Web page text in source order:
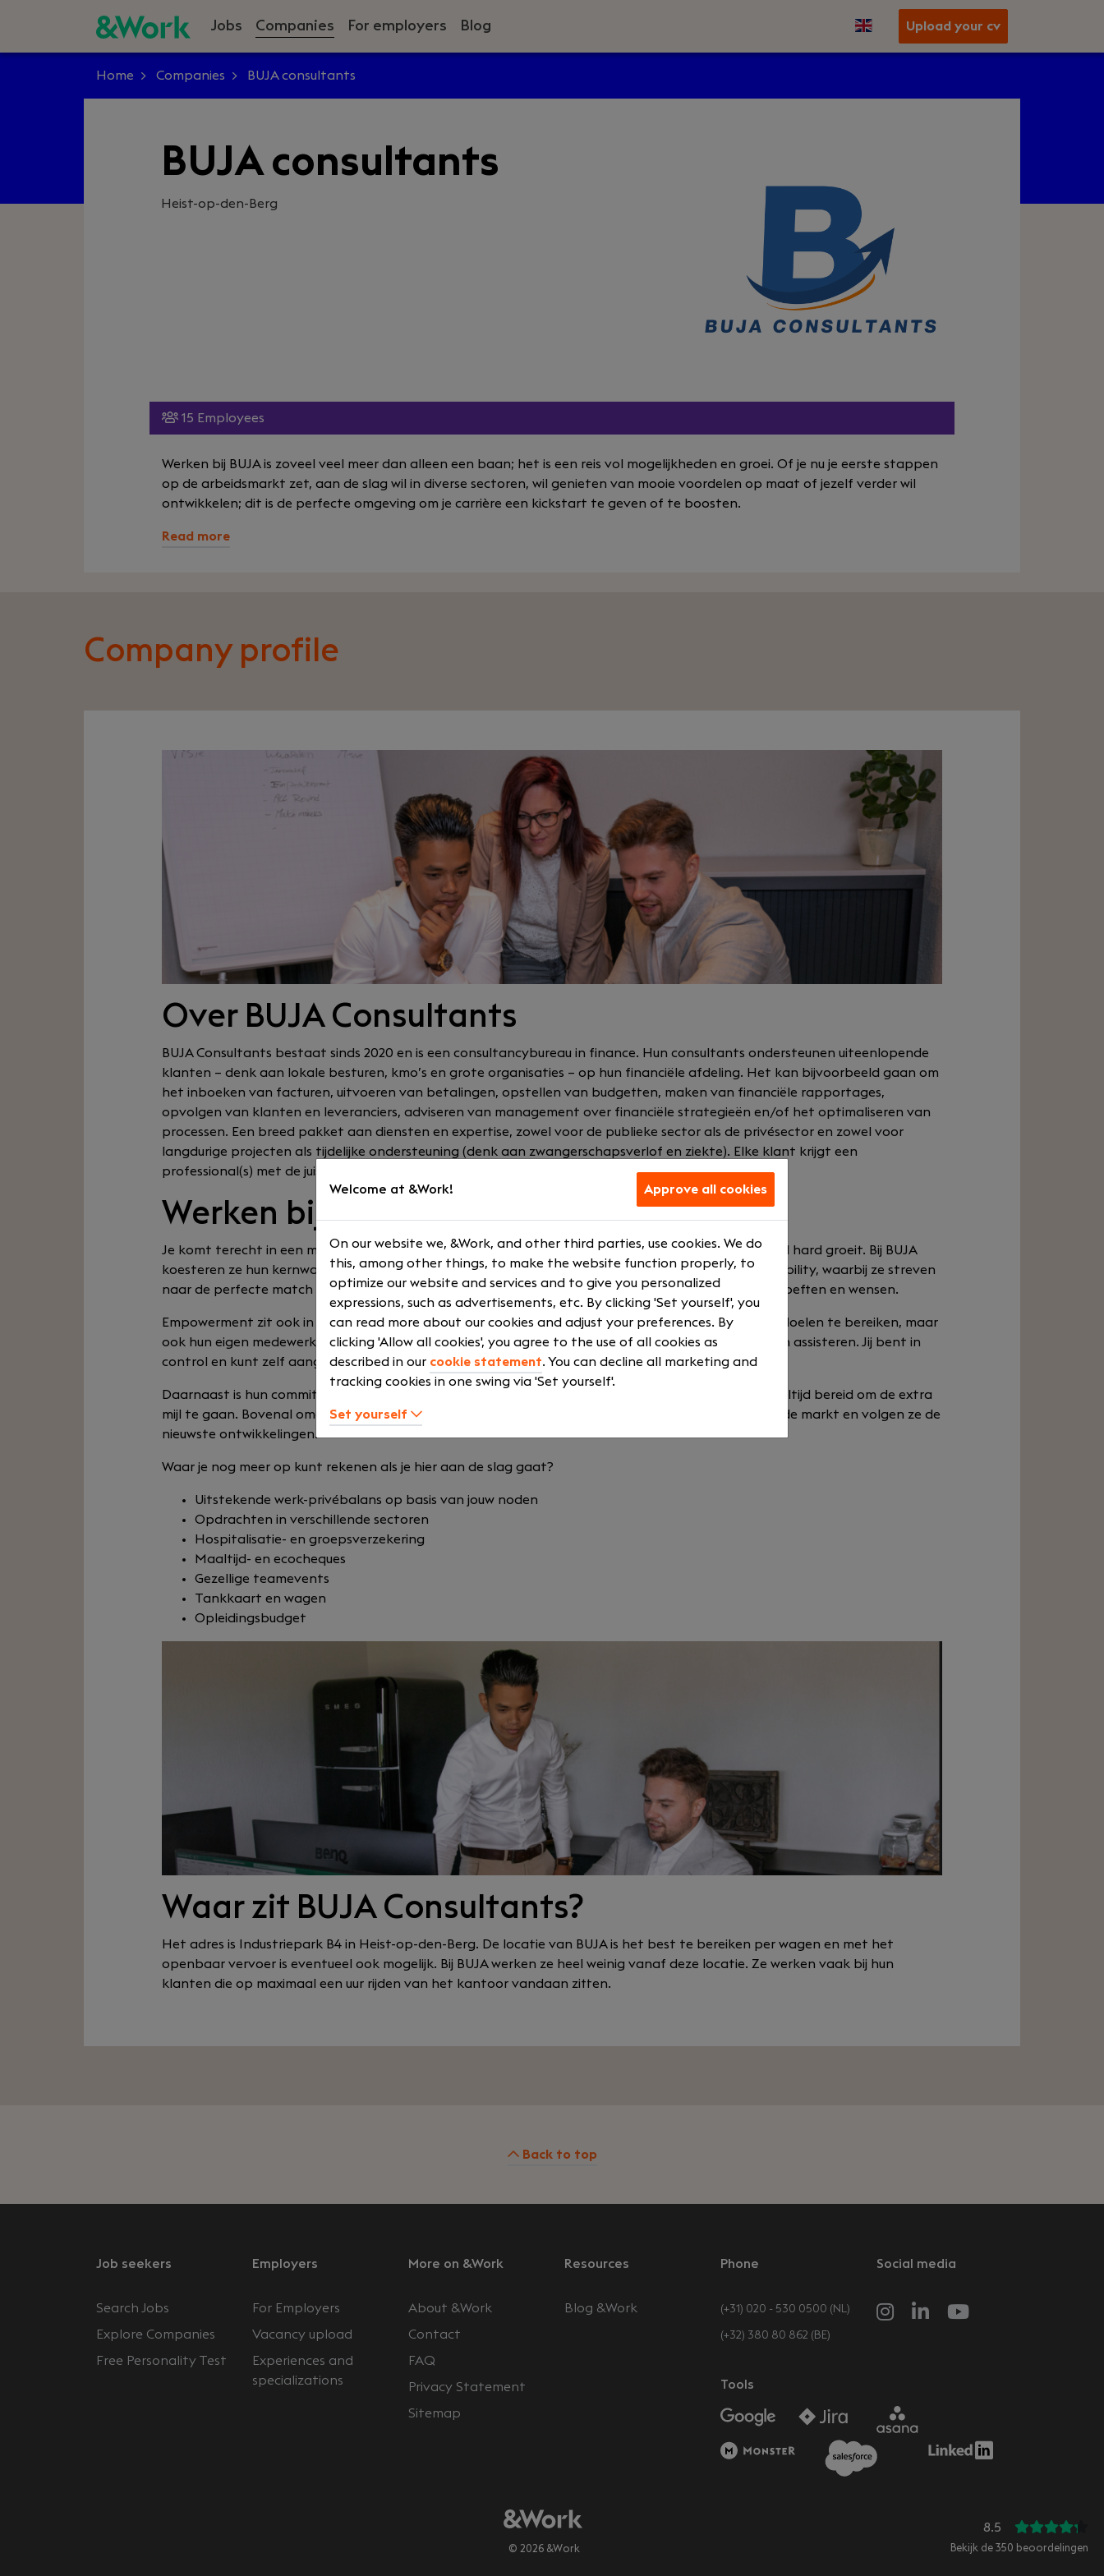
Jobs Companies For employers Blog Upload your cv
Home Companies BUJA consultants
BUJA consultants
Heist-op-den-Berg
15 Employees
Werken bij BUJA is zoveel veel meer dan alleen een baan; het is een reis vol mogelijkheden en groei. Of je nu je eerste stappen
op de arbeidsmarkt zet, aan de slag wil in diverse sectoren, wil genieten van mooie voordelen op maat of jezelf verder wil
ontwikkelen; dit is de perfecte omgeving om je carrière een kickstart te geven of te boosten.
Read more
Company profile
Over BUJA Consultants
BUJA Consultants bestaat sinds 2020 en is een consultancybureau in finance. Hun consultants ondersteunen uiteenlopende
klanten – denk aan lokale besturen, kmo’s en grote organisaties – op hun financiële afdeling. Het kan bijvoorbeeld gaan om
het inboeken van facturen, uitvoeren van betalingen, opstellen van budgetten, maken van financiële rapportages,
opvolgen van klanten en leveranciers, adviseren van management over financiële strategieën en/of het optimaliseren van
processen. Een breed pakket aan diensten en expertise, zowel voor de publieke sector als de privésector en zowel voor
langdurige projecten als tijdelijke ondersteuning (denk aan zwangerschapsverlof en ziekte). Elke klant krijgt een
professional(s) met de juiste vaardigheden en de juiste persoonlijkheid voor zijn team.
Werken bij BUJA Consultants
Je komt terecht in een moderne organisatie met een dynamisch, professioneel team dat momenteel hard groeit. Bij BUJA
koesteren ze hun kernwaarden als de ruggengraat van het bedrijf. Ze leggen de nadruk op employability, waarbij ze streven
naar de perfecte match tussen klant en consultant en rekening houden met ieders persoonlijke behoeften en wensen.
Empowerment zit ook in het DNA van BUJA Consultants. Ze helpen niet alleen hun klanten om hun doelen te bereiken, maar
ook hun eigen medewerkers. Ze zijn benieuwd naar jouw toekomstplannen en hoe zij jou hierin kunnen assisteren. Jij bent in
control en kunt zelf aangeven wat je hoopt te bereiken.
Daarnaast is hun commitment onwankelbaar; ze omarmen elk project alsof het hun eigen is en zijn altijd bereid om de extra
mijl te gaan. Bovenal omarmen ze innovation in het werk dat ze doen. Zo blijven ze vooroplopen in de markt en volgen ze de
nieuwste ontwikkelingen.
Waar je nog meer op kunt rekenen als je hier aan de slag gaat?
Uitstekende werk-privébalans op basis van jouw noden
Opdrachten in verschillende sectoren
Hospitalisatie- en groepsverzekering
Maaltijd- en ecocheques
Gezellige teamevents
Tankkaart en wagen
Opleidingsbudget
Waar zit BUJA Consultants?
Het adres is Industriepark B4 in Heist-op-den-Berg. De locatie van BUJA is het best te bereiken per wagen en met het
openbaar vervoer is eventueel ook mogelijk. Bij BUJA werken ze heel weinig vanaf deze locatie. Ze werken vaak bij hun
klanten die op maximaal een uur rijden van het kantoor vandaan zitten.
Back to top
Job seekers
Search Jobs
Explore Companies
Free Personality Test
Employers
For Employers
Vacancy upload
Experiences and
specializations
More on &Work
About &Work
Contact
FAQ
Privacy Statement
Sitemap
Resources
Blog &Work
Phone
(+31) 020 - 530 0500 (NL)
(+32) 380 80 862 (BE)
Social media
Tools
© 2026 &Work
8.5
Bekijk de 350 beoordelingen
Welcome at &Work! Approve all cookies
On our website we, &Work, and other third parties, use cookies. We do
this, among other things, to make the website function properly, to
optimize our website and services and to give you personalized
expressions, such as advertisements, etc. By clicking 'Set yourself', you
can read more about our cookies and adjust your preferences. By
clicking 'Allow all cookies', you agree to the use of all cookies as
described in our cookie statement. You can decline all marketing and
tracking cookies in one swing via 'Set yourself'.
Set yourself